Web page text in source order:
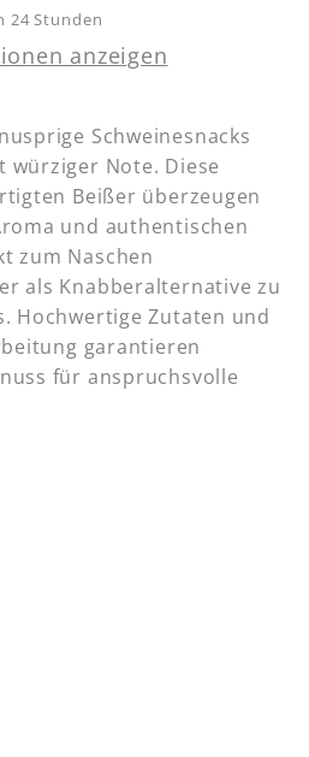
24 Stunden
anzeigen
Schweinesnacks
würziger Note. Diese
Beißer überzeugen
und authentischen
zum Naschen
als Knabberalternative zu
Hochwertige Zutaten und
garantieren
für anspruchsvolle